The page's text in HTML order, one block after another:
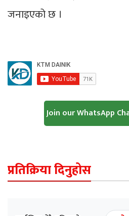
जनाइएको छ ।
Join our WhatsApp
प्रतिक्रिया दिनुहोस